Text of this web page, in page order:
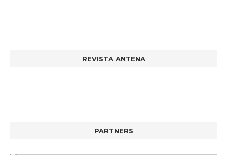
REVISTA ANTENA
PARTNERS